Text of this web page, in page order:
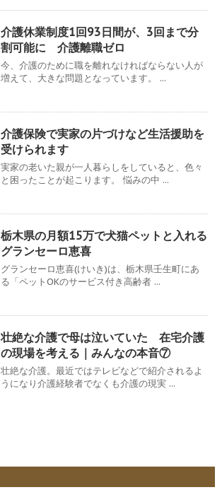
介護休業制度1回93日間が、3回まで分
割可能に 介護離職ゼロ
今、介護のために職を離れなければならない人が
増えて、大きな問題となっています。 ...
介護保険で実家の片づけなど生活援助を
受けられます
実家の老いた親が一人暮らしをしていると、色々
と困ったことが起こります。 悩みの中 ...
栃木県の月額15万で犬猫ペットと入れる
グランセーロ恵喜
グランセーロ恵喜(けいき)は、栃木県壬生町にあ
る「ペットOKのサービス付き高齢者 ...
壮絶な介護で母は泣いていた 在宅介護
の現場を考える｜みんなの本音⑦
壮絶な介護。最近ではテレビなどで紹介されるよ
うになり介護経験者でなくも介護の現実 ...